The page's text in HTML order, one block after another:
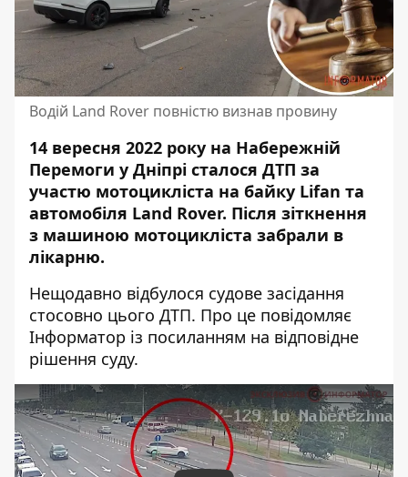
Водій Land Rover повністю визнав провину
14 вересня 2022 року на Набережній
Перемоги у Дніпрі сталося ДТП за
участю мотоцикліста на байку Lifan та
автомобіля Land Rover. Після зіткнення
з машиною мотоцикліста забрали в
лікарню.
Нещодавно відбулося судове засідання
стосовно цього ДТП. Про це повідомляє
Інформатор із посиланням на відповідне
рішення суду.